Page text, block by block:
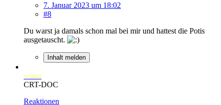
7. Januar 2023 um 18:02
#8
Du warst ja damals schon mal bei mir und hattest die Potis
ausgetauscht.
Inhalt melden
winni
CRT-DOC
Reaktionen